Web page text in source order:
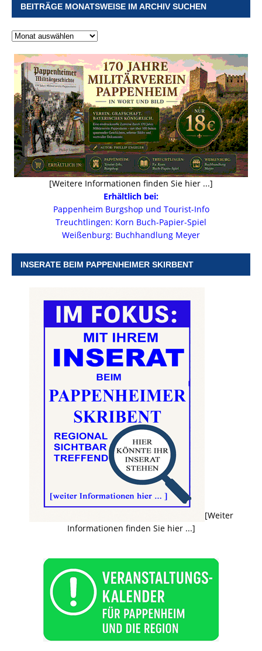
BEITRÄGE MONATSWEISE IM ARCHIV SUCHEN
[Weitere Informationen finden Sie hier ...]
Erhältlich bei:
Pappenheim Burgshop und Tourist-Info
Treuchtlingen: Korn Buch-Papier-Spiel
Weißenburg: Buchhandlung Meyer
INSERATE BEIM PAPPENHEIMER SKIRBENT
[Weiter
Informationen finden Sie hier ...]